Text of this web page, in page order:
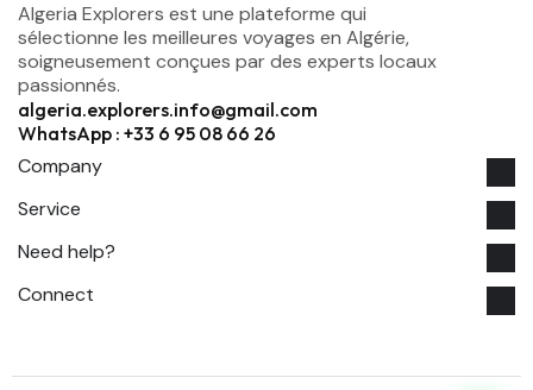
Algeria Explorers est une plateforme qui
sélectionne les meilleures voyages en Algérie,
soigneusement conçues par des experts locaux
passionnés.
algeria.explorers.info@gmail.com
WhatsApp : +33 6 95 08 66 26
Company
Service
Need help?
Connect